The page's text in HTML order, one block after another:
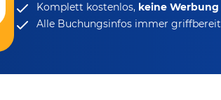
Komplett kostenlos, keine Werbung
Alle Buchungsinfos immer griffbereit